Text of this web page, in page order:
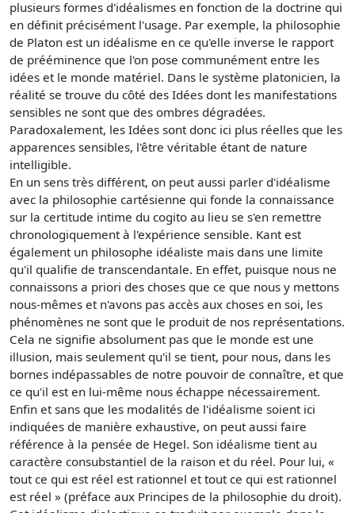
plusieurs formes d'idéalismes en fonction de la doctrine qui
en définit précisément l'usage. Par exemple, la philosophie
de Platon est un idéalisme en ce qu'elle inverse le rapport
de prééminence que l'on pose communément entre les
idées et le monde matériel. Dans le système platonicien, la
réalité se trouve du côté des Idées dont les manifestations
sensibles ne sont que des ombres dégradées.
Paradoxalement, les Idées sont donc ici plus réelles que les
apparences sensibles, l'être véritable étant de nature
intelligible.
En un sens très différent, on peut aussi parler d'idéalisme
avec la philosophie cartésienne qui fonde la connaissance
sur la certitude intime du cogito au lieu se s'en remettre
chronologiquement à l'expérience sensible. Kant est
également un philosophe idéaliste mais dans une limite
qu'il qualifie de transcendantale. En effet, puisque nous ne
connaissons a priori des choses que ce que nous y mettons
nous-mêmes et n'avons pas accès aux choses en soi, les
phénomènes ne sont que le produit de nos représentations.
Cela ne signifie absolument pas que le monde est une
illusion, mais seulement qu'il se tient, pour nous, dans les
bornes indépassables de notre pouvoir de connaître, et que
ce qu'il est en lui-même nous échappe nécessairement.
Enfin et sans que les modalités de l'idéalisme soient ici
indiquées de manière exhaustive, on peut aussi faire
référence à la pensée de Hegel. Son idéalisme tient au
caractère consubstantiel de la raison et du réel. Pour lui, «
tout ce qui est réel est rationnel et tout ce qui est rationnel
est réel » (préface aux Principes de la philosophie du droit).